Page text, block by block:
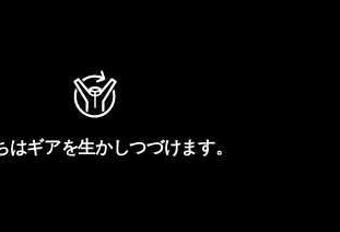
はギアを生かしつづけます。